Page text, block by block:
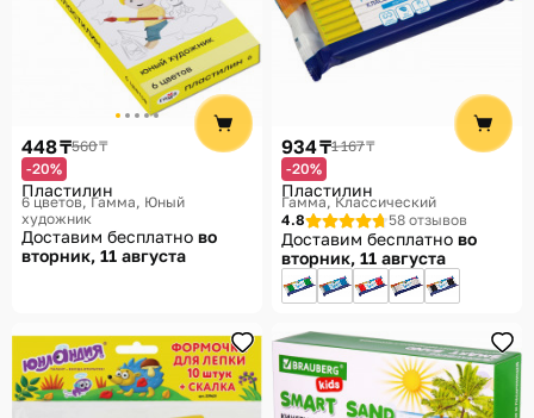
448 ₸560 ₸
-20%
Пластилин
6 цветов Гамма, Юный
художник
Доставим бесплатно во
вторник, 11 августа
934 ₸1 167 ₸
-20%
Пластилин
Гамма, Классический
4.8
58 отзывов
Доставим бесплатно во
вторник, 11 августа